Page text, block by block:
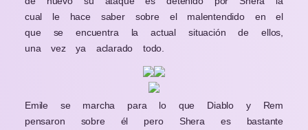
cual le hace saber sobre el malentendido en el
que se encuentra la actual situación de ellos,
una vez ya aclarado todo.
Emile se marcha para lo que Diablo y Rem
pensaron sobre él pero Shera es bastante